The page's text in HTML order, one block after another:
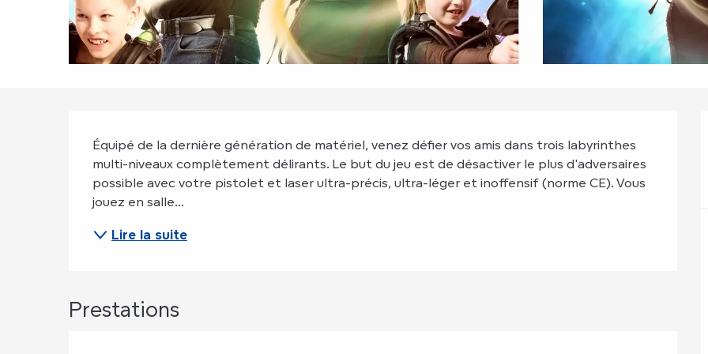
Description
Équipé de la dernière génération de matériel, venez défier vos amis dans trois labyrinthes
multi-niveaux complètement délirants. Le but du jeu est de désactiver le plus d'adversaires
possible avec votre pistolet et laser ultra-précis, ultra-léger et inoffensif (norme CE). Vous
jouez en salle...
Lire la suite
Prestations